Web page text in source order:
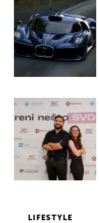
LIFESTYLE